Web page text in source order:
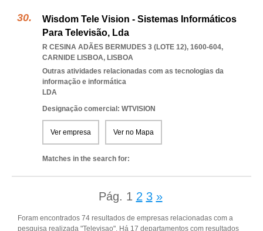
Wisdom Tele Vision - Sistemas Informáticos
Para Televisão, Lda
R CESINA ADÃES BERMUDES 3 (LOTE 12), 1600-604,
CARNIDE LISBOA, LISBOA
Outras atividades relacionadas com as tecnologias da
informação e informática
LDA
Designação comercial: WTVISION
Ver empresa Ver no Mapa
Matches in the search for:
Pág. 1 2 3 »
Foram encontrados 74 resultados de empresas relacionadas com a
pesquisa realizada "Televisao". Há 17 departamentos com resultados